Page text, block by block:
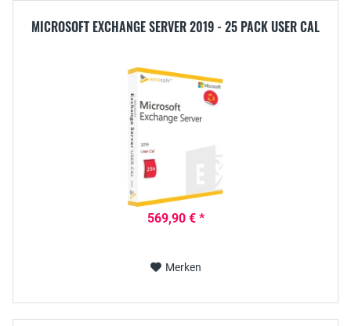
MICROSOFT EXCHANGE SERVER 2019 - 25 PACK USER CAL
569,90 € *
Merken